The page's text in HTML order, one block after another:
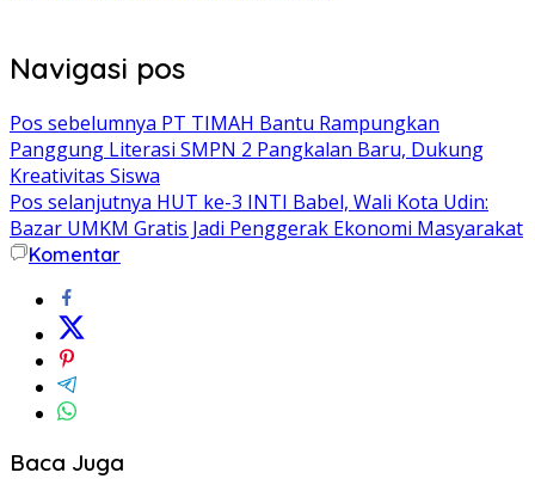
Navigasi pos
Pos sebelumnya PT TIMAH Bantu Rampungkan
Panggung Literasi SMPN 2 Pangkalan Baru, Dukung
Kreativitas Siswa
Pos selanjutnya HUT ke-3 INTI Babel, Wali Kota Udin:
Bazar UMKM Gratis Jadi Penggerak Ekonomi Masyarakat
Komentar
Baca Juga